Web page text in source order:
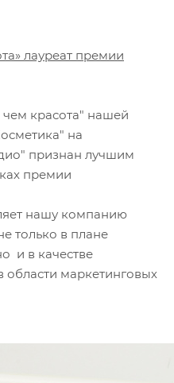
лауреат премии
красота" нашей
на
признан лучшим
премии
нашу компанию
только в плане
и в качестве
маркетинговых